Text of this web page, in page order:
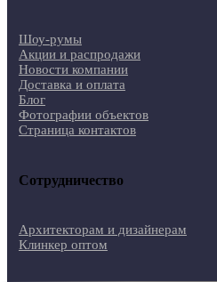
Шоу-румы
Акции и распродажи
Новости компании
Доставка и оплата
Блог
Фотографии объектов
Страница контактов
Сотрудничество
Архитекторам и дизайнерам
Клинкер оптом